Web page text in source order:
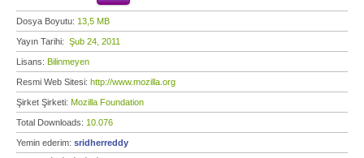
Dosya Boyutu: 13,5 MB
Yayın Tarihi: Şub 24, 2011
Lisans: Bilinmeyen
Resmi Web Sitesi: http://www.mozilla.org
Şirket Şirketi: Mozilla Foundation
Total Downloads: 10.076
Yemin ederim: sridherreddy